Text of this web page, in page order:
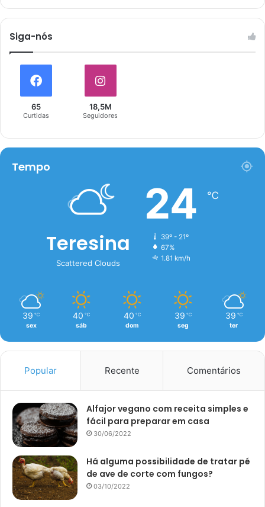
Siga-nós
65
Curtidas
18,5M
Seguidores
Tempo
Teresina
Scattered Clouds
24 ℃
39º - 21º
67%
1.81 km/h
39 ℃
sex
40 ℃
sáb
40 ℃
dom
39 ℃
seg
39 ℃
ter
Popular Recente Comentários
Alfajor vegano com receita simples e
fácil para preparar em casa
30/06/2022
Há alguma possibilidade de tratar pé
de ave de corte com fungos?
03/10/2022